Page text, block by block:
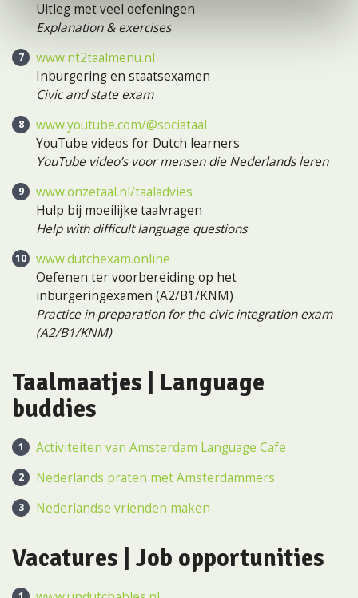
Uitleg met veel oefeningen
Explanation & exercises
www.nt2taalmenu.nl
Inburgering en staatsexamen
Civic and state exam
www.youtube.com/@sociataal
YouTube videos for Dutch learners
YouTube video’s voor mensen die Nederlands leren
www.onzetaal.nl/taaladvies
Hulp bij moeilijke taalvragen
Help with difficult language questions
www.dutchexam.online
Oefenen ter voorbereiding op het
inburgeringexamen (A2/B1/KNM)
Practice in preparation for the civic integration exam
(A2/B1/KNM)
Taalmaatjes | Language
buddies
Activiteiten van Amsterdam Language Cafe
Nederlands praten met Amsterdammers
Nederlandse vrienden maken
Vacatures | Job opportunities